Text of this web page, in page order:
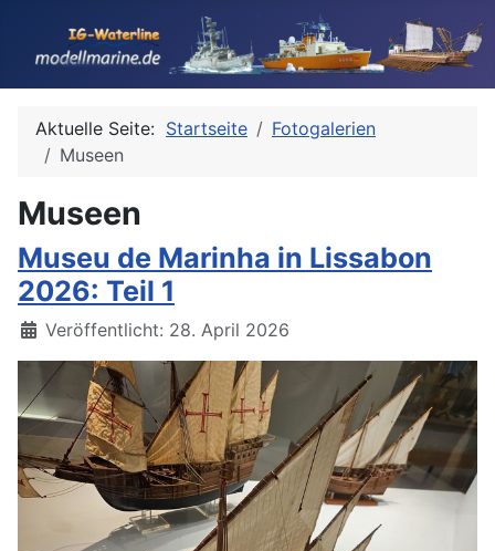
Aktuelle Seite: Startseite
Fotogalerien
Museen
Museen
Museu de Marinha in Lissabon
2026: Teil 1
Details
Veröffentlicht: 28. April 2026